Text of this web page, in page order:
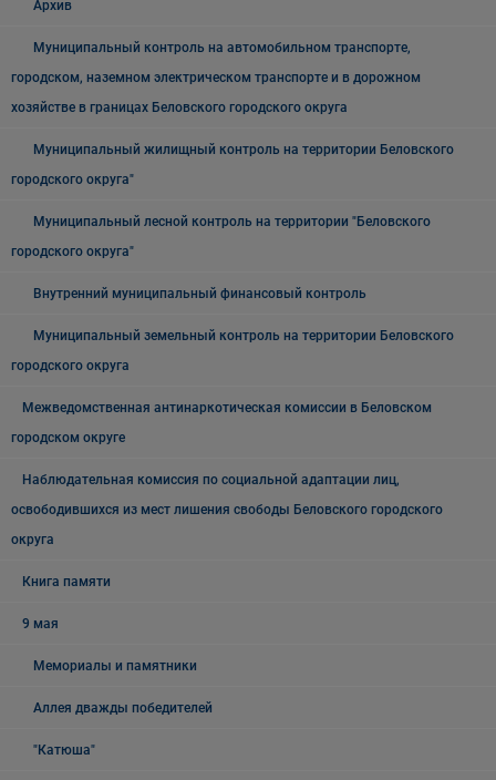
Архив
Муниципальный контроль на автомобильном транспорте,
городском, наземном электрическом транспорте и в дорожном
хозяйстве в границах Беловского городского округа
Муниципальный жилищный контроль на территории Беловского
городского округа"
Муниципальный лесной контроль на территории "Беловского
городского округа"
Внутренний муниципальный финансовый контроль
Муниципальный земельный контроль на территории Беловского
городского округа
Межведомственная антинаркотическая комиссии в Беловском
городском округе
Наблюдательная комиссия по социальной адаптации лиц,
освободившихся из мест лишения свободы Беловского городского
округа
Книга памяти
9 мая
Мемориалы и памятники
Аллея дважды победителей
"Катюша"